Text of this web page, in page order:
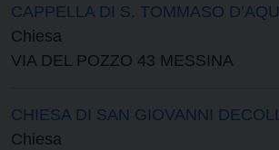
CAPPELLA DI S. TOMMASO
Chiesa
VIA DEL POZZO 43 MESSINA
CHIESA DI SAN GIOVANNI
Chiesa